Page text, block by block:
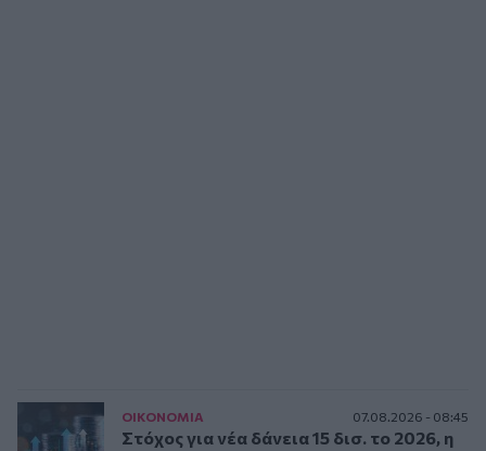
ΟΙΚΟΝΟΜΙΑ 07.08.2026 - 08:45
Στόχος για νέα δάνεια 15 δισ. το 2026, η